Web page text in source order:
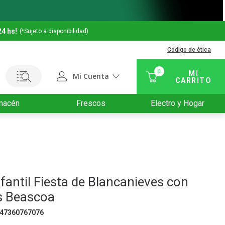
hs! (*Sujeto a disponibilidad)
Código de ética
Mi Cuenta 0
Frescos Electro y Hogar
Fiesta de Blancanieves con
Beascoa
47360767076